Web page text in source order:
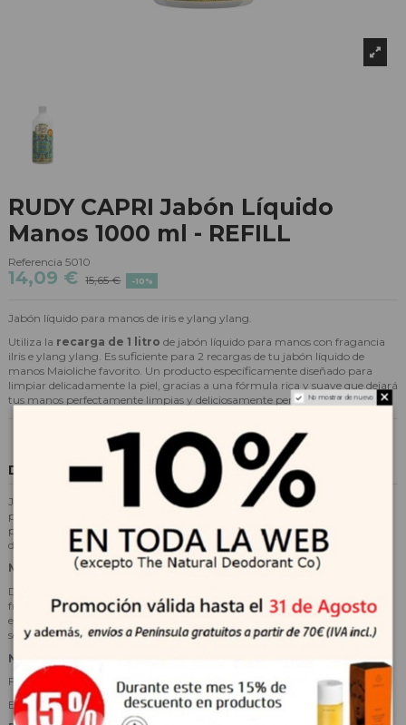
RUDY CAPRI Jabón Líquido
Manos 1000 ml - REFILL
Referencia 5010
14,09 € 15,65 € -10%
Jabón líquido para manos de iris e ylang ylang.
Utiliza la recarga de 1 litro de jabón líquido para manos con fragancia
iIris e ylang ylang. Es suficiente para 2 recargas de tu jabón líquido de
manos Maioliche favorito. Un producto específicamente diseñado para
limpiar delicadamente la piel, gracias a una fórmula rica y suave que dejará
tus manos perfectamente limpias y deliciosamente perfumadas.
Descripción
Jabón de manos líquido con una fórmula delicada e intensamente
perfumada con iris e ylang ylang. Su fórmula no agresiva lo hace ideal
para el uso diario y para toda la familia, su fragancia de iris e ylang ylang
dejará tus manos delicadamente perfumadas y frescas.
MODO DE EMPLEO
Dosificar la cantidad adecuada de producto sobre las manos húmedas,
frotar bien las manos masajeando el producto tanto en la palma como
entre los dedos y luego enjuagar abundantemente con agua tibia y luego
secarlas cuidadosamente.
NOTA OLFATIVA
Floral: iris, ámbar, ylang ylang.
El embalaje de este producto está fabricado en plástico PET reciclable.
No mostrar de nuevo